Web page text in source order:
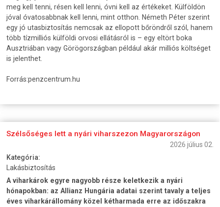
meg kell tenni, résen kell lenni, óvni kell az értékeket. Külföldön
jóval óvatosabbnak kell lenni, mint otthon. Németh Péter szerint
egy jó utasbiztosítás nemcsak az ellopott bőröndről szól, hanem
több tízmilliós külföldi orvosi ellátásról is – egy eltört boka
Ausztriában vagy Görögországban például akár milliós költséget
is jelenthet.
Forrás:penzcentrum.hu
Szélsőséges lett a nyári viharszezon Magyarországon
2026 július 02.
Kategória:
Lakásbiztosítás
A viharkárok egyre nagyobb része keletkezik a nyári
hónapokban: az Allianz Hungária adatai szerint tavaly a teljes
éves viharkárállomány közel kétharmada erre az időszakra